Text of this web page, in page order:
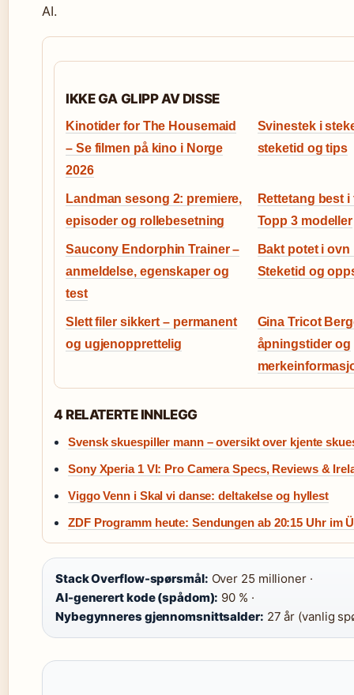
AI.
IKKE GA GLIPP AV DISSE
Kinotider for The Housemaid
– Se filmen på kino i Norge
2026
Svinestek i
steketid og tips
Landman sesong 2: premiere,
episoder og rollebesetning
Rettetang best i
Topp 3 modeller
Saucony Endorphin Trainer –
anmeldelse, egenskaper og
test
Bakt potet i ovn
Steketid og
Slett filer sikkert – permanent
og ugjenopprettelig
Gina Tricot
åpningstider og
4 RELATERTE INNLEGG
Svensk skuespiller mann – oversikt over kjente
Sony Xperia 1 VI: Pro Camera Specs, Reviews &
Viggo Venn i Skal vi danse: deltakelse og hyllest
ZDF Programm heute: Sendungen ab 20:15 Uhr im
Stack Overflow-spørsmål: Over 25 millioner ·
AI-generert kode (spådom): 90 % ·
Nybegynneres gjennomsnittsalder: 27 år (vanlig